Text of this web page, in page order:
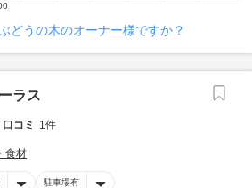
どうの木のオーナー様ですか？
ラス
口コミ 1件
食材
駐車場有